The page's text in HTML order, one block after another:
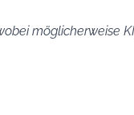
möglicherweise